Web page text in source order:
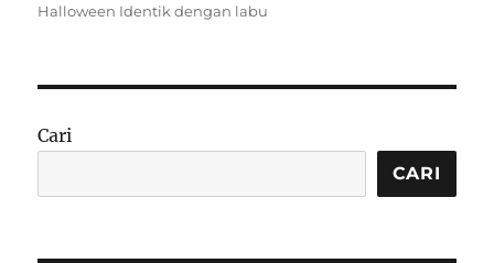
Halloween Identik dengan labu
Cari
CARI